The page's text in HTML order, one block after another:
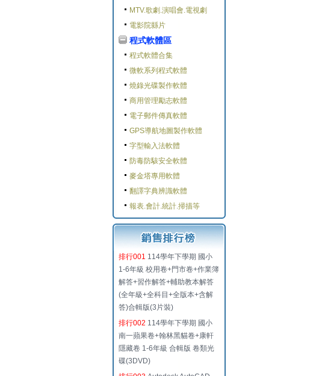
MTV.歌劇.演唱會.電視劇
電影院縣片
程式軟體區
程式軟體合集
微軟系列程式軟體
燒錄光碟製作軟體
商用管理勵志軟體
電子郵件傳真軟體
GPS導航地圖製作軟體
字型輸入法軟體
防毒防駭安全軟體
麥金塔專用軟體
翻譯字典辨識軟體
報表.會計.統計.掃描等
排行001 114學年下學期 國小
1-6年級 校用卷+門市卷+作業簿
解答+習作解答+輔助教本解答
(全年級+全科目+全版本+含解
答)合輯版(3片裝)
排行002 114學年下學期 國小
南一蘋果卷+翰林黑貓卷+康軒
隱藏卷 1-6年級 合輯版 卷類光
碟(3DVD)